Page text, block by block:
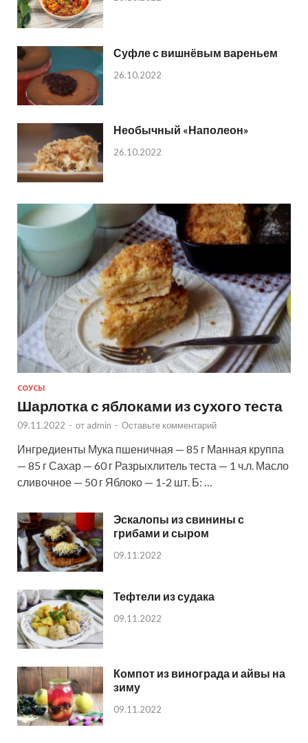
Суфле с вишнёвым вареньем
26.10.2022
Необычный «Наполеон»
26.10.2022
СОУСЫ
Шарлотка с яблоками из сухого теста
09.11.2022 - от admin - Оставьте комментарий
Ингредиенты Мука пшеничная — 85 г Манная круппа
— 85 г Сахар — 60 г Разрыхлитель теста — 1 ч.л. Масло
сливочное — 50 г Яблоко — 1-2 шт. Б: …
Эскалопы из свинины с
грибами и сыром
09.11.2022
Тефтели из судака
09.11.2022
Компот из винограда и айвы на
зиму
09.11.2022